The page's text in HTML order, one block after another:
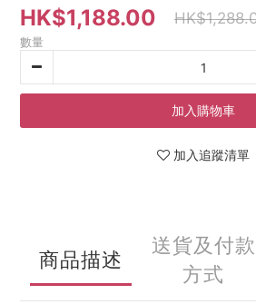
HK$1,188.00
數量
加入購物車
加入追蹤清單
商品描述
送貨及付款
方式